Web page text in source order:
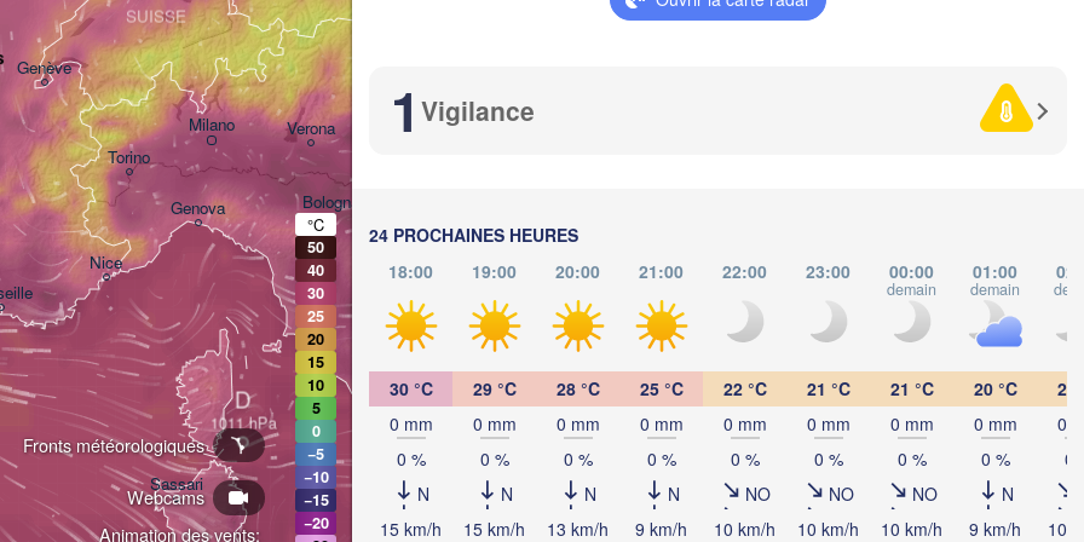
1 Vigilance
24 PROCHAINES HEURES
18:00
19:00 20:00 21:00 22:00 23:00 00:00
demain
01:00
demain
30 °C
0 mm
0 %
N
15 km/h
29 °C
0 mm
0 %
N
15 km/h
28 °C
0 mm
0 %
N
13 km/h
25 °C
0 mm
0 %
N
9 km/h
22 °C
0 mm
0 %
NO
10 km/h
21 °C
0 mm
0 %
NO
10 km/h
21 °C
0 mm
0 %
NO
10 km/h
20 °C
0 mm
0 %
N
9 km/h
20
0
0
10
Animation des vents:
Webcams
Fronts météorologiques
Milano
Torino
Genova
Genève
Verona
Nice
SUISSE
Sassari
Roma
Скопје
(Skopje)
Tiranë
Ниш
(Niš)
Venezia
Pescara
Perugia
Foggia
Split
Bologna
ITALIE
ALBANIE
MACÉDOINE
DU NORD
Napoli
София
(Sofia)
Sibiu
Θεσσαλονίκη
(Thessaloniki)
D
°C
50
40
30
25
20
15
10
5
0
−5
−10
−15
−20